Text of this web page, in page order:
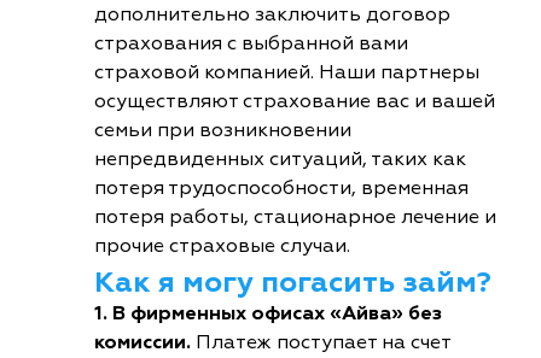
дополнительно заключить договор
страхования с выбранной вами
страховой компанией. Наши партнеры
осуществляют страхование вас и вашей
семьи при возникновении
непредвиденных ситуаций, таких как
потеря трудоспособности, временная
потеря работы, стационарное лечение и
прочие страховые случаи.
Как я могу погасить займ?
1. В фирменных офисах «Айва» без
комиссии. Платеж поступает на счет